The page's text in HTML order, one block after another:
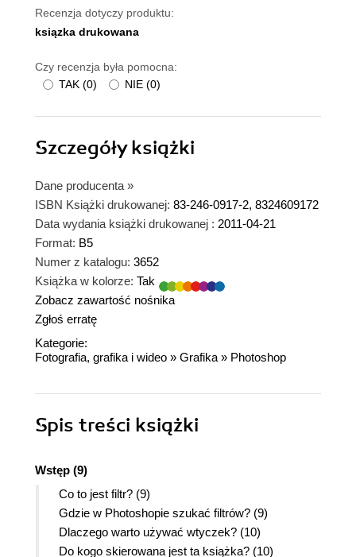
Recenzja dotyczy produktu:
ksiązka drukowana
Czy recenzja była pomocna:
TAK (0) NIE (0)
Szczegółyksiążki
Dane producenta »
ISBN Książki drukowanej: 83-246-0917-2, 8324609172
Data wydania książki drukowanej : 2011-04-21
Format: B5
Numer z katalogu: 3652
Książka w kolorze: Tak
Zobacz zawartość nośnika
Zgłoś erratę
Kategorie:
Fotografia, grafika i wideo » Grafika» Photoshop
Spis treści książki
Wstęp (9)
Co to jest filtr? (9)
Gdzie w Photoshopie szukać filtrów? (9)
Dlaczego warto używać wtyczek? (10)
Do kogo skierowana jest ta książka? (10)